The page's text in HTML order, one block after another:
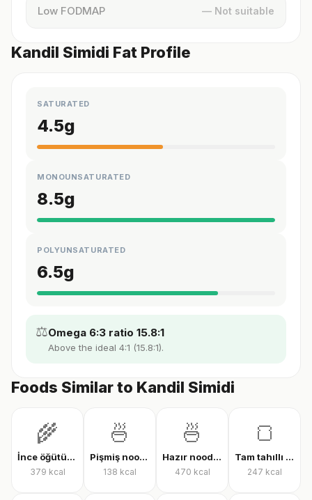
Low FODMAP — Not suitable
Kandil Simidi Fat Profile
SATURATED
4.5g
MONOUNSATURATED
8.5g
POLYUNSATURATED
6.5g
⚖️Omega 6:3 ratio 15.8:1
Above the ideal 4:1 (15.8:1).
Foods Similar to Kandil Simidi
🌾
İnce öğütülmüş yulaf (çiğ)
379 kcal
🍜
Pişmiş noodle
138 kcal
🍜
Hazır noodle (kuru)
470 kcal
🍞
Tam tahıllı tam buğday ekmeği
247 kcal